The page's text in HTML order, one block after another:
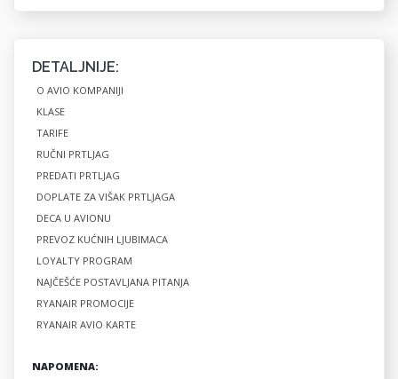
DETALJNIJE:
O AVIO KOMPANIJI
KLASE
TARIFE
RUČNI PRTLJAG
PREDATI PRTLJAG
DOPLATE ZA VIŠAK PRTLJAGA
DECA U AVIONU
PREVOZ KUĆNIH LJUBIMACA
LOYALTY PROGRAM
NAJČEŠĆE POSTAVLJANA PITANJA
RYANAIR PROMOCIJE
RYANAIR AVIO KARTE
NAPOMENA: